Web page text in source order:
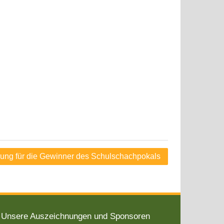
für die Gewinner des Schulschachpokals
Unsere Auszeichnungen und Sponsoren